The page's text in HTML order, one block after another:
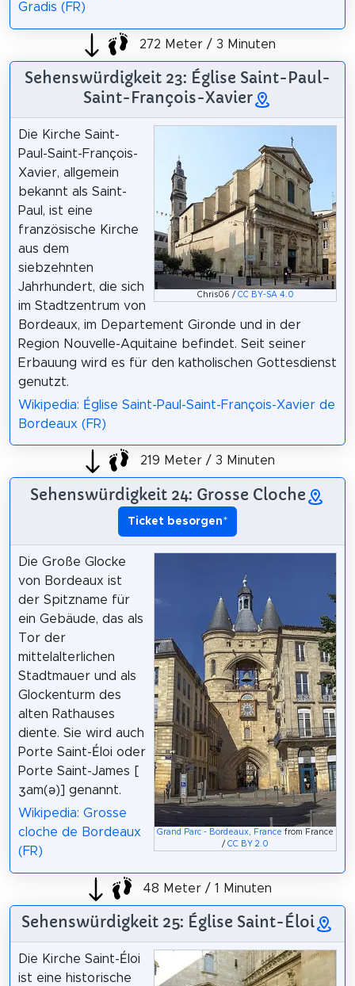
Gradis (FR)
272 Meter / 3 Minuten
Sehenswürdigkeit 23: Église Saint-Paul-
Saint-François-Xavier
Chris06 / CC BY-SA 4.0
Die Kirche Saint-
Paul-Saint-François-
Xavier, allgemein
bekannt als Saint-
Paul, ist eine
französische Kirche
aus dem
siebzehnten
Jahrhundert, die sich
im Stadtzentrum von
Bordeaux, im Departement Gironde und in der
Region Nouvelle-Aquitaine befindet. Seit seiner
Erbauung wird es für den katholischen Gottesdienst
genutzt.
Wikipedia: Église Saint-Paul-Saint-François-Xavier de
Bordeaux (FR)
219 Meter / 3 Minuten
Sehenswürdigkeit 24: Grosse Cloche
Ticket besorgen*
Grand Parc - Bordeaux, France from France
/CC BY 2.0
Die Große Glocke
von Bordeaux ist
der Spitzname für
ein Gebäude, das als
Tor der
mittelalterlichen
Stadtmauer und als
Glockenturm des
alten Rathauses
diente. Sie wird auch
Porte Saint-Éloi oder
Porte Saint-James [
ʒam(ə)] genannt.
Wikipedia: Grosse
cloche de Bordeaux
(FR)
48 Meter / 1 Minuten
Sehenswürdigkeit 25: Église Saint-Éloi
Die Kirche Saint-Éloi
ist eine historische